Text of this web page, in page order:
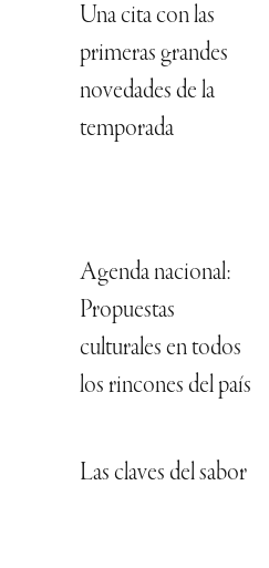
Una cita con las
primeras grandes
novedades de la
temporada
Agenda nacional:
Propuestas
culturales en todos
los rincones del país
Las claves del sabor